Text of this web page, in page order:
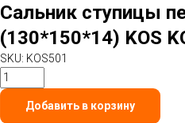
Сальник ступицы
(130*150*14) KOS
SKU: KOS501
Добавить в корзину